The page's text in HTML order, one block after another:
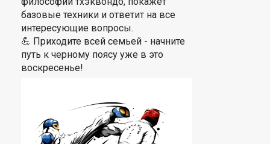
базовые техники и ответит на все
интересующие вопросы.
💪 Приходите всей семьей - начните
путь к черному поясу уже в это
воскресенье!